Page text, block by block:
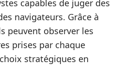
capables de juger des
navigateurs. Grâce à
peuvent observer les
prises par chaque
stratégiques en